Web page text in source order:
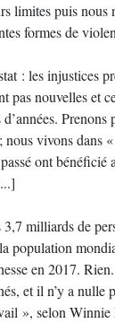
limites puis nous
formes de
: les injustices
pas nouvelles et
Prenons
nous vivons dans
ont
milliards de
population
en 2017.
et il n’y a nulle
», selon